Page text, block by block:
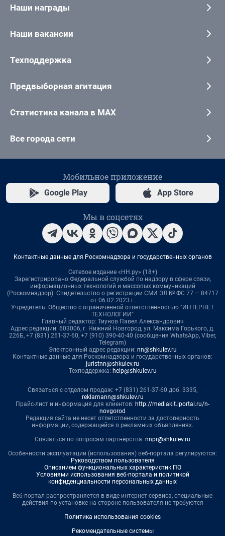
Наши награды
Наши вакансии
Техподдержка
Предвыборная агитация
Статистика канала в MAX
Все города сети
Мобильное приложение
Google Play App Store
Мы в соцсетях
Контактные данные для Роскомнадзора и государственных органов
Сетевое издание «НН.ру» (18+)
Зарегистрировано Федеральной службой по надзору в сфере связи,
информационных технологий и массовых коммуникаций
(Роскомнадзор). Свидетельство о регистрации СМИ ЭЛ № ФС 77 — 84717
от 06.02.2023 г.
Учредитель: Общество с ограниченной ответственностью "ИНТЕРНЕТ
ТЕХНОЛОГИИ"
Главный редактор: Тиунов Павел Александрович
Адрес редакции: 603006, г. Нижний Новгород, ул. Максима Горького, д.
226Б, +7 (831) 261-37-60, +7 (910) 390-40-40 (сообщения WhatsApp, Viber,
Telegram)
Электронный адрес редакции: nn@shkulev.ru
Контактные данные для Роскомнадзора и государственных органов:
juristnn@shkulev.ru
Техподдержка: help@shkulev.ru
Связаться с отделом продаж: +7 (831) 261-37-60 доб. 3335,
reklamann@shkulev.ru
Прайс-лист и информация для клиентов: http://mediakit.iportal.ru/n-
novgorod
Редакция сайта не несет ответственности за достоверность
информации, содержащейся в рекламных объявлениях.
Связаться по вопросам партнёрства: nnpr@shkulev.ru
Особенности эксплуатации (использования) веб-портала регулируются:
Руководством пользователя
Описанием функциональных характеристик ПО
Условиями использования веб-портала и политикой
конфиденциальности персональных данных
Веб-портал распространяется в виде интернет-сервиса, специальные
действия по установке на стороне пользователя не требуются
Политика использования cookies
Рекомендательные системы